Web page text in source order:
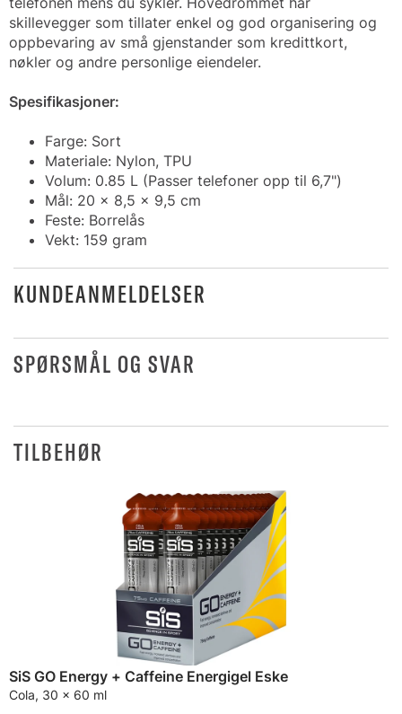
skillevegger som tillater enkel og god organisering og
oppbevaring av små gjenstander som kredittkort,
nøkler og andre personlige eiendeler.
Spesifikasjoner:
Farge: Sort
Materiale: Nylon, TPU
Volum: 0.85 L (Passer telefoner opp til 6,7")
Mål: 20 x 8,5 x 9,5 cm
Feste: Borrelås
Vekt: 159 gram
KUNDEANMELDELSER
SPØRSMÅL OG SVAR
TILBEHØR
SiS GO Energy + Caffeine Energigel Eske
Cola, 30 x 60 ml